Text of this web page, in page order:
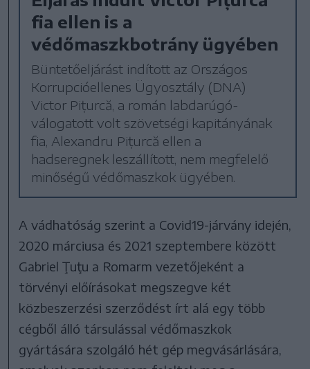
fia ellen is a
védőmaszkbotrány ügyében
Büntetőeljárást indított az Országos
Korrupcióellenes Ügyosztály (DNA)
Victor Pițurcă, a román labdarúgó-
válogatott volt szövetségi kapitányának
fia, Alexandru Pițurcă ellen a
hadseregnek leszállított, nem megfelelő
minőségű védőmaszkok ügyében.
A vádhatóság szerint a Covid19-járvány idején,
2020 márciusa és 2021 szeptembere között
Gabriel Ţuţu a Romarm vezetőjeként a
törvényi előírásokat megszegve két
közbeszerzési szerződést írt alá egy több
cégből álló társulással védőmaszkok
gyártására szolgáló hét gép megvásárlására,